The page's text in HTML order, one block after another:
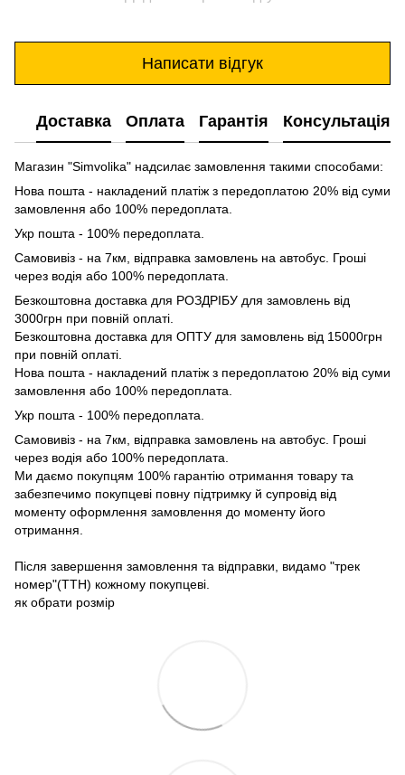
Написати відгук
Доставка Оплата Гарантія Консультація
Магазин "Simvolika" надсилає замовлення такими способами:
Нова пошта - накладений платіж з передоплатою 20% від суми
замовлення або 100% передоплата.
Укр пошта - 100% передоплата.
Самовивіз - на 7км, відправка замовлень на автобус. Гроші
через водія або 100% передоплата.
Безкоштовна доставка для РОЗДРІБУ для замовлень від
3000грн при повній оплаті.
Безкоштовна доставка для ОПТУ для замовлень від 15000грн
при повній оплаті.
Нова пошта - накладений платіж з передоплатою 20% від суми
замовлення або 100% передоплата.
Укр пошта - 100% передоплата.
Самовивіз - на 7км, відправка замовлень на автобус. Гроші
через водія або 100% передоплата.
Ми даємо покупцям 100% гарантію отримання товару та
забезпечимо покупцеві повну підтримку й супровід від
моменту оформлення замовлення до моменту його
отримання.
Після завершення замовлення та відправки, видамо "трек
номер"(ТТН) кожному покупцеві.
як обрати розмір